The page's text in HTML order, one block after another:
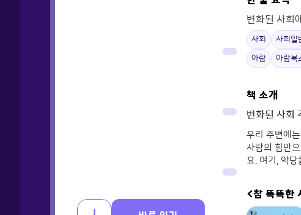
변화된 사회
사회 사회일
아람 아람북
책 소개
변화된 사회
우리 주변에
사람의 힘만
요. 여기, 악
<참 똑똑한